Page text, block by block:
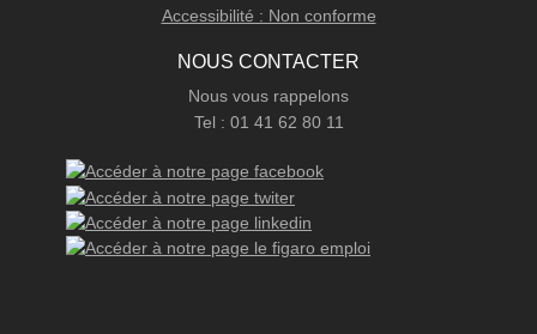
Accessibilité : Non conforme
NOUS CONTACTER
Nous vous rappelons
Tel : 01 41 62 80 11